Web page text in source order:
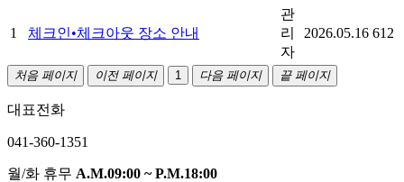
1 체크인•체크아웃 장소 안내
관
리
자
2026.05.16 612
처음 페이지 이전 페이지 1 다음 페이지 끝 페이지
대표전화
041-360-1351
월/화 휴무 A.M.09:00 ~ P.M.18:00